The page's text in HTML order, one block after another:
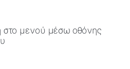
στο μενού μέσω οθόνης